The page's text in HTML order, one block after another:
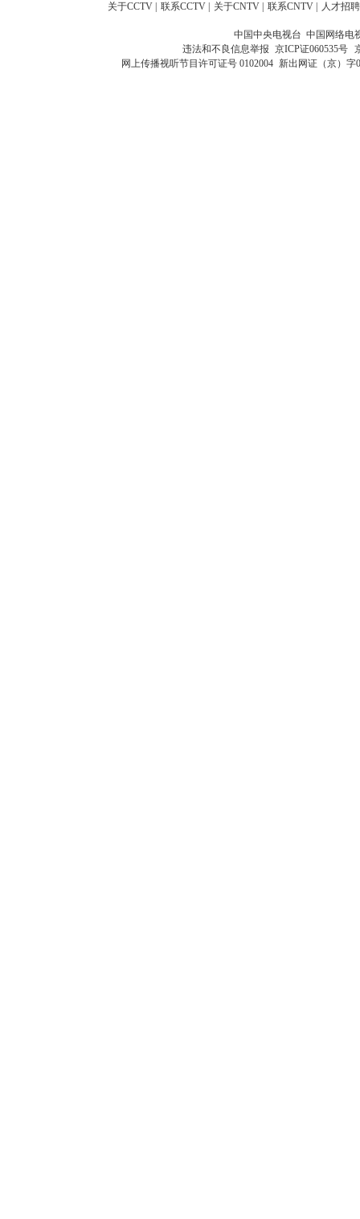
关于CCTV 联系CCTV 关于CNTV 联系CNTV 人才招聘
中国中央电视台 中国网络电
违法和不良信息举报 京ICP证060535号
网上传播视听节目许可证号 0102004 新出网证（京）